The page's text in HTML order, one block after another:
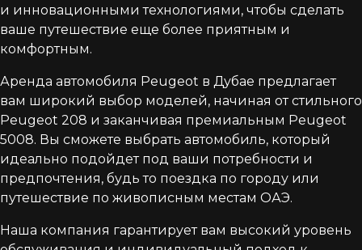
и инновационными технологиями, чтобы сделать
ваше путешествие еще более приятным и
комфортным.
Аренда автомобиля Peugeot в Дубае предлагает
вам широкий выбор моделей, начиная от стильного
Peugeot 208 и заканчивая премиальным Peugeot
5008. Вы сможете выбрать автомобиль, который
идеально подойдет под ваши потребности и
предпочтения, будь то поездка по городу или
путешествие по живописным местам ОАЭ.
Наша компания гарантирует вам высокий уровень